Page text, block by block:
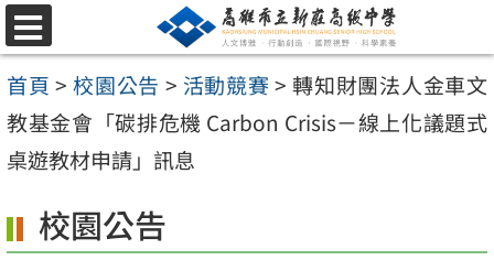
跳
至
主
要
內
區
選
單
首頁 > 校園公告 > 活動競賽 > 轉知財團法人金車文
教基金會「碳排危機 Carbon Crisis－線上化議題式
桌遊教材申請」訊息
校園公告